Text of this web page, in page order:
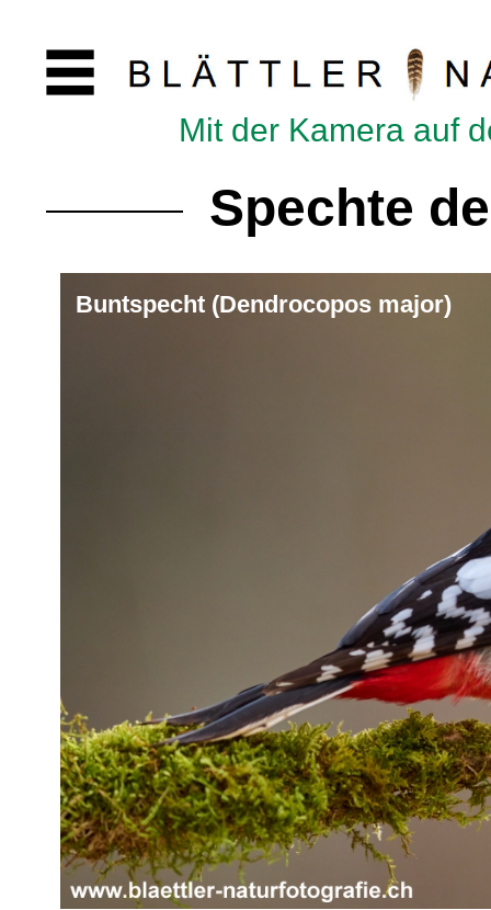
Mit der Kamera auf
Spechte
Buntspecht (Dendrocopos major)